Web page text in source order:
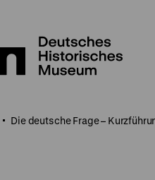
Die deutsche Frage –